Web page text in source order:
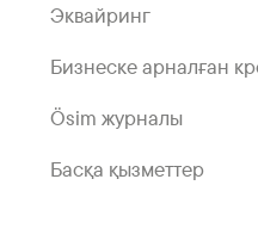
Эквайринг
Бизнеске арналған
Ösim журналы
Басқа қызметтер